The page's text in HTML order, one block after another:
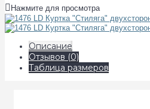
Нажмите для просмотра
Описание
Отзывов (0)
Таблица размеров